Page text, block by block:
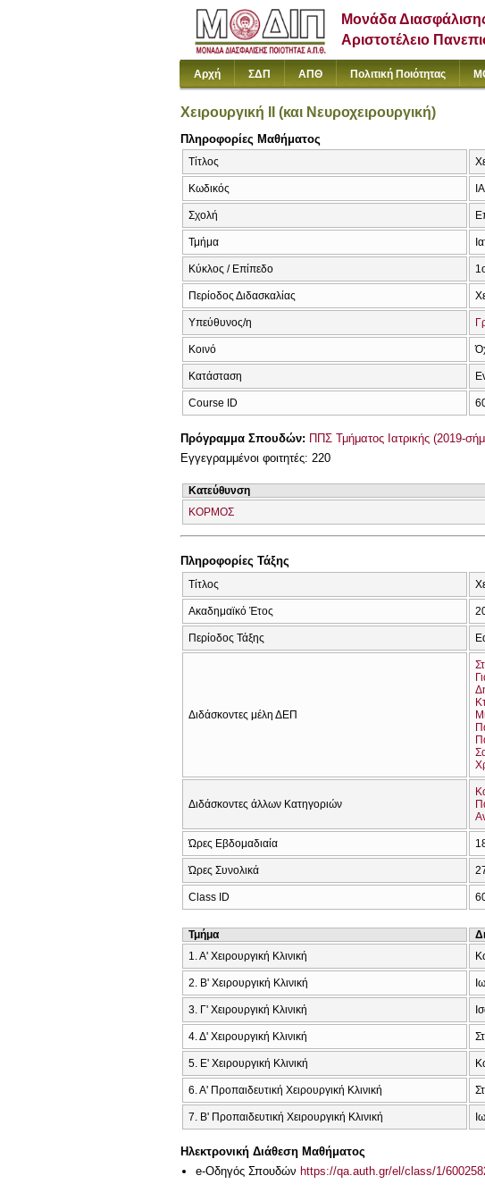
Μονάδα
Αριστοτέλειο
Αρχή ΣΔΠ ΑΠΘ Πολιτική Ποιότητας
Χειρουργική II (και Νευροχειρουργική)
Πληροφορίες Μαθήματος
Τίτλος
Κωδικός
Σχολή
Τμήμα
Κύκλος / Επίπεδο
Περίοδος Διδασκαλίας
Υπεύθυνος/η
Κοινό
Κατάσταση
Course ID
Πρόγραμμα Σπουδών: ΠΠΣ Τμήματος Ιατρικής (2019-
Εγγεγραμμένοι φοιτητές: 220
Κατεύθυνση
ΚΟΡΜΟΣ
Πληροφορίες Τάξης
Τίτλος
Ακαδημαϊκό Έτος
Περίοδος Τάξης
Διδάσκοντες μέλη ΔΕΠ
Διδάσκοντες άλλων Κατηγοριών
Ώρες Εβδομαδιαία
Ώρες Συνολικά
Class ID
Τμήμα
1. Α' Χειρουργική Κλινική
2. Β' Χειρουργική Κλινική
3. Γ' Χειρουργική Κλινική
4. Δ' Χειρουργική Κλινική
5. Ε' Χειρουργική Κλινική
6. Α' Προπαιδευτική Χειρουργική Κλινική
7. Β' Προπαιδευτική Χειρουργική Κλινική
Ηλεκτρονική Διάθεση Μαθήματος
e-Οδηγός Σπουδών https://qa.auth.gr/el/class/1/